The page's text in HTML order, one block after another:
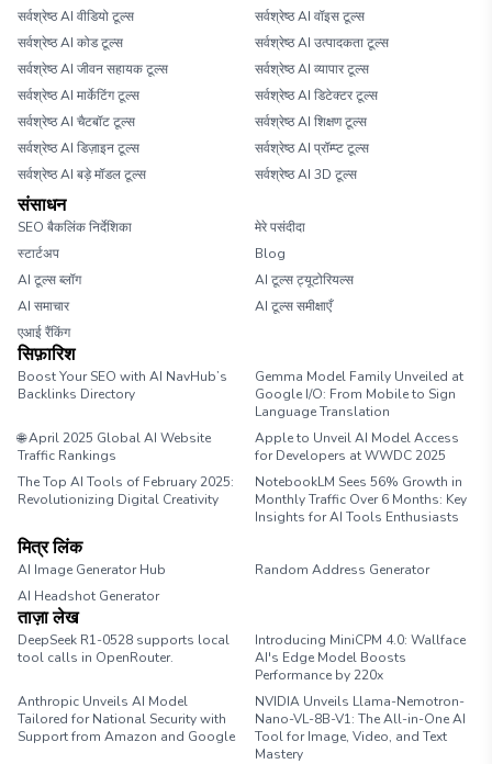
सर्वश्रेष्ठ AI वीडियो टूल्स
सर्वश्रेष्ठ AI वॉइस टूल्स
सर्वश्रेष्ठ AI कोड टूल्स
सर्वश्रेष्ठ AI उत्पादकता टूल्स
सर्वश्रेष्ठ AI जीवन सहायक टूल्स
सर्वश्रेष्ठ AI व्यापार टूल्स
सर्वश्रेष्ठ AI मार्केटिंग टूल्स
सर्वश्रेष्ठ AI डिटेक्टर टूल्स
सर्वश्रेष्ठ AI चैटबॉट टूल्स
सर्वश्रेष्ठ AI शिक्षण टूल्स
सर्वश्रेष्ठ AI डिज़ाइन टूल्स
सर्वश्रेष्ठ AI प्रॉम्प्ट टूल्स
सर्वश्रेष्ठ AI बड़े मॉडल टूल्स
सर्वश्रेष्ठ AI 3D टूल्स
संसाधन
SEO बैकलिंक निर्देशिका
मेरे पसंदीदा
स्टार्टअप
Blog
AI टूल्स ब्लॉग
AI टूल्स ट्यूटोरियल्स
AI समाचार
AI टूल्स समीक्षाएँ
एआई रैंकिंग
सिफ़ारिश
Boost Your SEO with AI NavHub’s
Backlinks Directory
Gemma Model Family Unveiled at
Google I/O: From Mobile to Sign
Language Translation
🌐 April 2025 Global AI Website
Traffic Rankings
Apple to Unveil AI Model Access
for Developers at WWDC 2025
The Top AI Tools of February 2025:
Revolutionizing Digital Creativity
NotebookLM Sees 56% Growth in
Monthly Traffic Over 6 Months: Key
Insights for AI Tools Enthusiasts
मित्र लिंक
AI Image Generator Hub
Random Address Generator
AI Headshot Generator
ताज़ा लेख
DeepSeek R1-0528 supports local
tool calls in OpenRouter.
Introducing MiniCPM 4.0: Wallface
AI's Edge Model Boosts
Performance by 220x
Anthropic Unveils AI Model
Tailored for National Security with
Support from Amazon and Google
NVIDIA Unveils Llama-Nemotron-
Nano-VL-8B-V1: The All-in-One AI
Tool for Image, Video, and Text
Mastery